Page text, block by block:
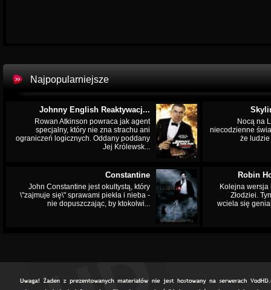
Najpopularniejsze
Johnny English Reaktywacj...
Rowan Atkinson powraca jak agent
specjalny, który nie zna strachu ani
ograniczeń logicznych. Oddany poddany
Jej Królewsk...
Nocą na
niecodzienne
że
Constantine
John Constantine jest okultystą, który
\"zajmuje się\" sprawami piekła i nieba -
nie dopuszczając, by ktokolwi...
Robin
Kolejna wersja
Złodziei.
wciela się